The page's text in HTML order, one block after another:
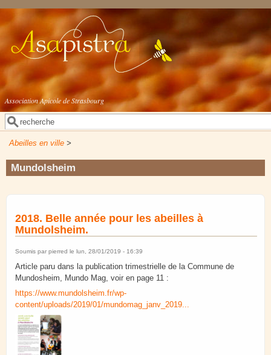
Aller au contenu principal
Association Apicole de Strasbourg
Formulaire de recherche
Rechercher
Abeilles en ville >
Mundolsheim
2018. Belle année pour les abeilles à
Mundolsheim.
Soumis par pierred le lun, 28/01/2019 - 16:39
Article paru dans la publication trimestrielle de la Commune de
Mundosheim, Mundo Mag, voir en page 11 :
https://www.mundolsheim.fr/wp-
content/uploads/2019/01/mundomag_janv_2019...